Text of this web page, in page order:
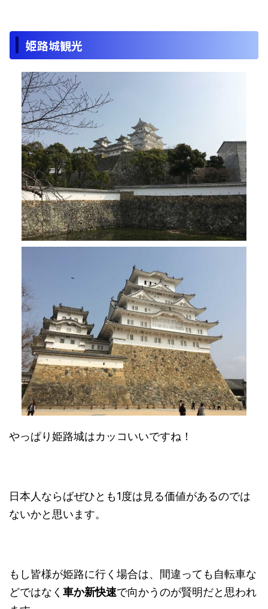
姫路城観光
やっぱり姫路城はカッコいいですね！
日本人ならばぜひとも1度は見る価値があるのでは
ないかと思います。
もし皆様が姫路に行く場合は、間違っても自転車な
どではなく 車か新快速で向かうのが賢明だと思われ